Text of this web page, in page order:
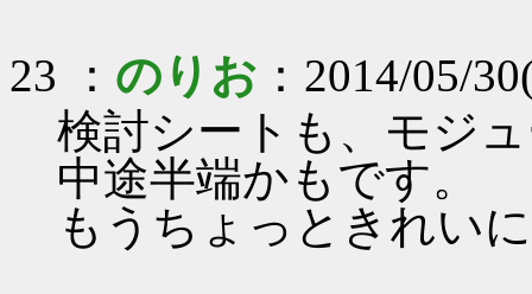
23 ： のりお ：2014/05/
検討シートも、モジ
中途半端かもです。
もうちょっときれい